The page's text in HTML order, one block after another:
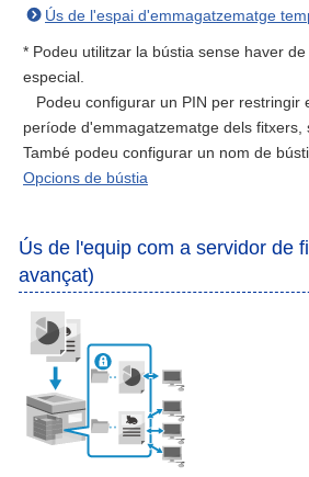
Ús de l'espai d'emmagatzematge
* Podeu utilitzar la bústia sense haver
especial.
Podeu configurar un PIN per restringir
període d'emmagatzematge dels fitxers,
També podeu configurar un nom de
Opcions de bústia
Ús de l'equip com a servidor de
avançat)